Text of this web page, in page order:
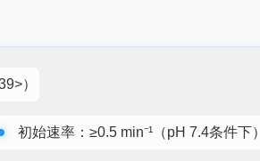
）
初始速率：≥0.5 min⁻¹（pH 7.4条件下）